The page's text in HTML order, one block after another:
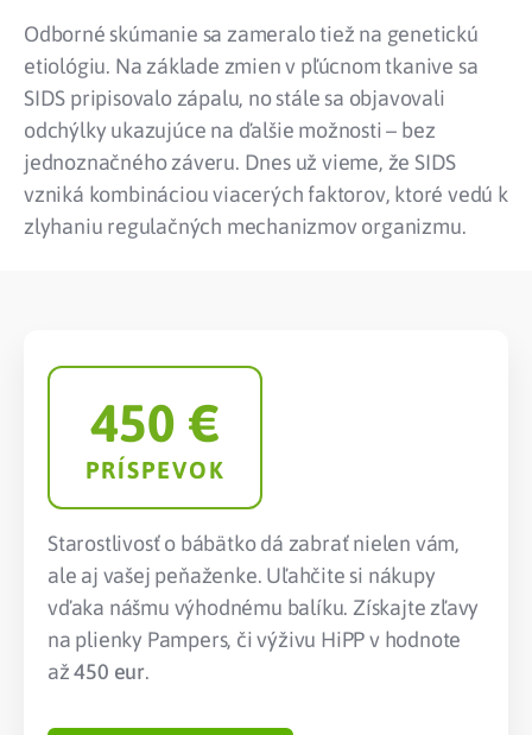
Odborné skúmanie sa zameralo tiež na genetickú
etiológiu. Na základe zmien v pľúcnom tkanive sa
SIDS pripisovalo zápalu, no stále sa objavovali
odchýlky ukazujúce na ďalšie možnosti – bez
jednoznačného záveru. Dnes už vieme, že SIDS
vzniká kombináciou viacerých faktorov, ktoré vedú k
zlyhaniu regulačných mechanizmov organizmu.
PRÍSPEVOK
450 €
Starostlivosť o bábätko dá zabrať nielen vám,
ale aj vašej peňaženke. Uľahčite si nákupy
vďaka nášmu výhodnému balíku. Získajte zľavy
na plienky Pampers, či výživu HiPP v hodnote
až450 eur.